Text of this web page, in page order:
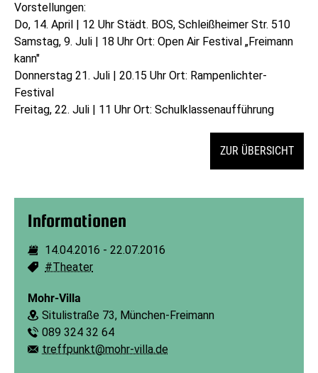
Vorstellungen:
Do, 14. April | 12 Uhr Städt. BOS, Schleißheimer Str. 510
Samstag, 9. Juli | 18 Uhr Ort: Open Air Festival „Freimann
kann"
Donnerstag 21. Juli | 20.15 Uhr Ort: Rampenlichter-
Festival
Freitag, 22. Juli | 11 Uhr Ort: Schulklassenaufführung
ZUR ÜBERSICHT
Informationen
Dauer:
14.04.2016 -22.07.2016
Schlagworte:
#Theater
Mohr-Villa
Ort:
Situlistraße 73, München-Freimann
Telefon:
089 324 32 64
E-Mail:
treffpunkt@mohr-villa.de